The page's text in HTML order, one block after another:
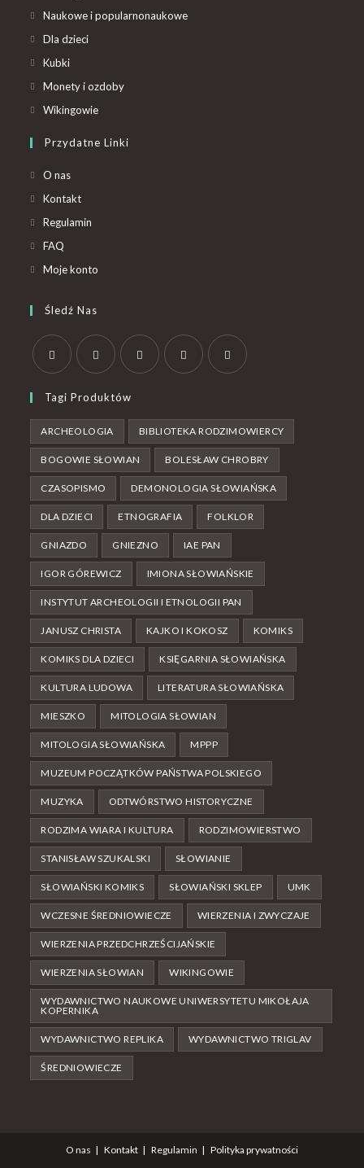
Naukowe i popularnonaukowe
Dla dzieci
Kubki
Monety i ozdoby
Wikingowie
Przydatne Linki
O nas
Kontakt
Regulamin
FAQ
Moje konto
Śledź Nas
Tagi Produktów
ARCHEOLOGIA BIBLIOTEKA RODZIMOWIERCY
BOGOWIE SŁOWIAN BOLESŁAW CHROBRY
CZASOPISMO DEMONOLOGIA SŁOWIAŃSKA
DLA DZIECI ETNOGRAFIA FOLKLOR
GNIAZDO GNIEZNO IAE PAN
IGOR GÓREWICZ IMIONA SŁOWIAŃSKIE
INSTYTUT ARCHEOLOGII I ETNOLOGII PAN
JANUSZ CHRISTA KAJKO I KOKOSZ KOMIKS
KOMIKS DLA DZIECI KSIĘGARNIA SŁOWIAŃSKA
KULTURA LUDOWA LITERATURA SŁOWIAŃSKA
MIESZKO MITOLOGIA SŁOWIAN
MITOLOGIA SŁOWIAŃSKA MPPP
MUZEUM POCZĄTKÓW PAŃSTWA POLSKIEGO
MUZYKA ODTWÓRSTWO HISTORYCZNE
RODZIMA WIARA I KULTURA RODZIMOWIERSTWO
STANISŁAW SZUKALSKI SŁOWIANIE
SŁOWIAŃSKI KOMIKS SŁOWIAŃSKI SKLEP UMK
WCZESNE ŚREDNIOWIECZE WIERZENIA I ZWYCZAJE
WIERZENIA PRZEDCHRZEŚCIJAŃSKIE
WIERZENIA SŁOWIAN WIKINGOWIE
WYDAWNICTWO NAUKOWE UNIWERSYTETU MIKOŁAJA
KOPERNIKA
WYDAWNICTWO REPLIKA WYDAWNICTWO TRIGLAV
ŚREDNIOWIECZE
O nas Kontakt Regulamin Polityka prywatności